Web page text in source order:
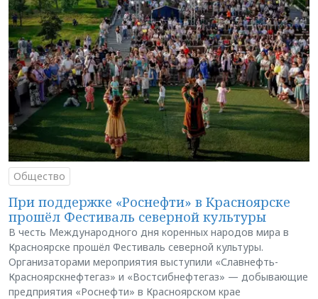
Общество
При поддержке «Роснефти» в Красноярске
прошёл Фестиваль северной культуры
В честь Международного дня коренных народов мира в
Красноярске прошёл Фестиваль северной культуры.
Организаторами мероприятия выступили «Славнефть-
Красноярскнефтегаз» и «Востсибнефтегаз» — добывающие
предприятия «Роснефти» в Красноярском крае